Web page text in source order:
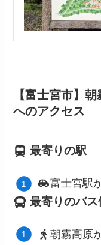
【富士宮市】
へのアクセス
最寄りの駅
富士宮駅
最寄りのバス
朝霧高原